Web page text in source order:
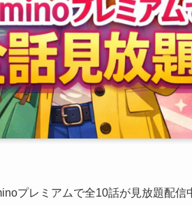
プレミアムで全10話が見放題配